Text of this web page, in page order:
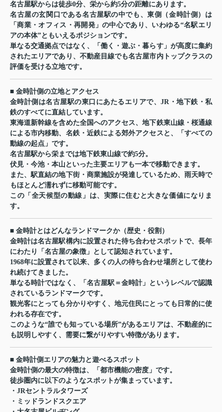
名古屋駅からは徒歩0分、栄から約5分の距離にあります。
名古屋の玄関口である名古屋駅の中でも、東側（金時計側）は
「商業・オフィス・再開発」の中心であり、いわゆる“名駅エリ
アの本体”ともいえるポジションです。
単なる交通拠点ではなく、「働く・遊ぶ・暮らす」が高度に集約
されたエリアであり、不動産目線でも名古屋市内トップクラスの
評価を受ける立地です。
■ 金時計側の立地とアクセス
金時計側は名古屋駅の東口にあたるエリアで、JR・地下鉄・私
鉄のすべてに直結しています。
東海道新幹線を含めた全国へのアクセス、地下鉄東山線・桜通線
による市内移動、名鉄・近鉄による郊外アクセスと、「すべての
動線の起点」です。
名古屋駅から栄までは地下鉄東山線で約5分。
伏見・今池・本山といった主要エリアも一本で移動できます。
また、駅直結の地下街・商業施設が発達しているため、雨天時で
もほとんど濡れずに移動可能です。
この「全天候型の動線」は、実際に住むと大きな価値になりま
す。
■ 金時計とはどんなランドマークか（歴史・役割）
金時計は名古屋駅構内に設置された待ち合わせスポットで、長年
にわたり「名古屋の象徴」として認知されています。
1968年に設置されて以来、多くの人の待ち合わせ場所として使わ
れ続けてきました。
単なる時計ではなく、「名古屋駅＝金時計」というレベルで認識
されているランドマークです。
観光客にとっても分かりやすく、地元住民にとっても日常的に使
われる存在です。
このような“誰でも知っている場所”があるエリアは、不動産的に
も説明しやすく、需要に繋がりやすい特徴があります。
■ 金時計側エリアの魅力と遊べるスポット
金時計側の最大の特徴は、「都市機能の密度」です。
徒歩圏内に以下のようなスポットが集まっています。
・ JRセントラルタワーズ
・ ミッドランドスクエア